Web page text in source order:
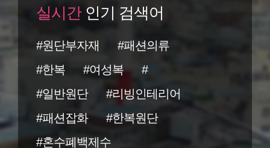
실시간인기 검색어
#원단부자재
#패션의류
#한복
#여성복
#
#일반원단
#리빙인테리어
#패션잡화
#한복원단
#혼수폐백제수